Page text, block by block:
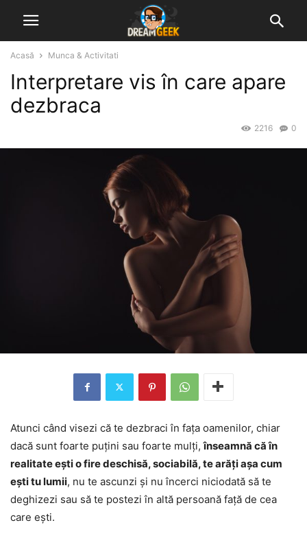
Acasă Munca & Activitati
Interpretare vis în care apare
dezbraca
0
2216
Atunci când visezi că te dezbraci în fața oamenilor, chiar
dacă sunt foarte puțini sau foarte mulți,înseamnă că în
realitate ești o fire deschisă, sociabilă, te arăți așa cum
ești tu lumii, nu te ascunzi și nu încerci niciodată să te
deghizezi sau să te postezi în altă persoană față de cea
care ești.